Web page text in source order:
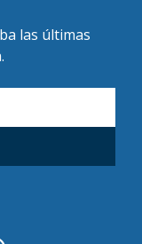
las últimas